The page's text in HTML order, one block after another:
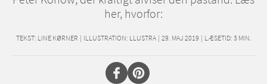
her, hvorfor:
TEKST: LINE KØRNER | ILLUSTRATION: LLUSTRA | 29. MAJ 2019 | LÆSETID: 3 MIN.